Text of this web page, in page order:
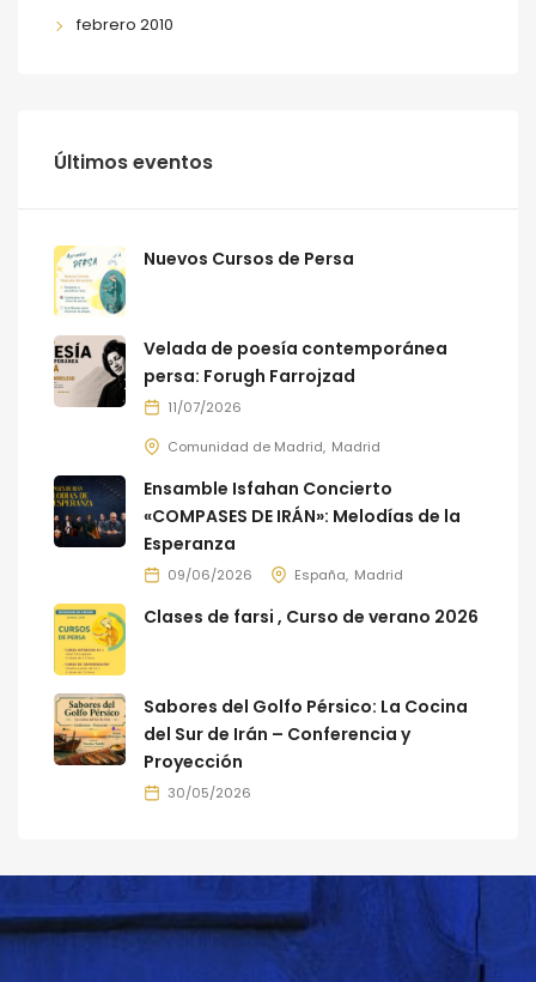
febrero 2010
Últimos eventos
Nuevos Cursos de Persa
Velada de poesía contemporánea
persa: Forugh Farrojzad
11/07/2026
Comunidad de Madrid Madrid
Ensamble Isfahan Concierto
«COMPASES DE IRÁN»: Melodías de la
Esperanza
09/06/2026 España Madrid
Clases de farsi , Curso de verano 2026
Sabores del Golfo Pérsico: La Cocina
del Sur de Irán – Conferencia y
Proyección
30/05/2026